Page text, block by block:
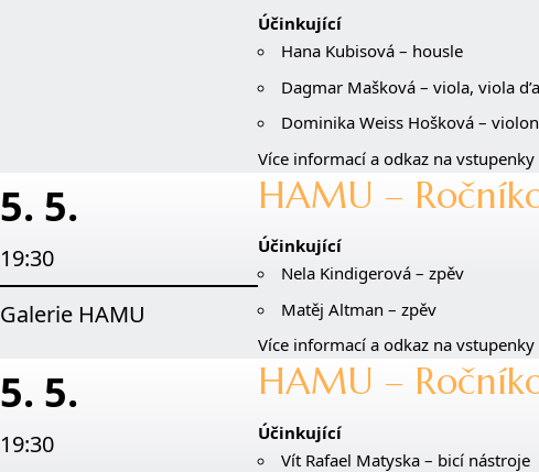
Účinkující
Hana Kubisová – housle
Dagmar Mašková – viola, viola
Dominika Weiss Hošková –
Více informací a odkaz na vstupenky
5. 5.
19:30
Galerie HAMU
HAMU –
Účinkující
Nela Kindigerová – zpěv
Matěj Altman – zpěv
Více informací a odkaz na vstupenky
5. 5.
19:30
HAMU –
Účinkující
Vít Rafael Matyska – bicí nástroje